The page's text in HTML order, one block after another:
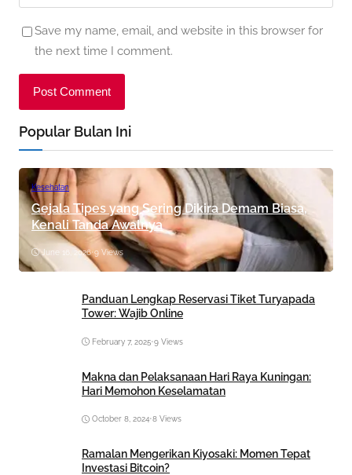
Save my name, email, and website in this browser for
the next time I comment.
Popular Bulan Ini
Kesehatan
Gejala Tipes yang Sering Dikira Demam Biasa,
Kenali Tanda Awalnya
June 16, 2026•9 Views
Panduan Lengkap Reservasi Tiket Turyapada
Tower: Wajib Online
February 7, 2025•9 Views
Makna dan Pelaksanaan Hari Raya Kuningan:
Hari Memohon Keselamatan
October 8, 2024•8 Views
Ramalan Mengerikan Kiyosaki: Momen Tepat
Investasi Bitcoin?